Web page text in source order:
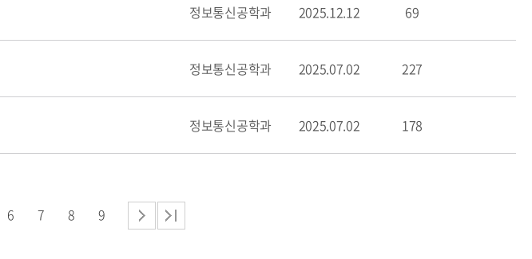
정보통신공학과 2025.12.12 69
정보통신공학과 2025.07.02 227
정보통신공학과 2025.07.02 178
6 7 8 9